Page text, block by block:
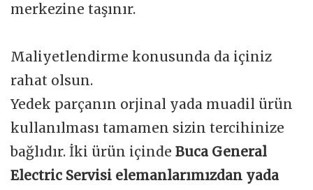
merkezine taşınır.
Maliyetlendirme konusunda da içiniz
rahat olsun.
Yedek parçanın orjinal yada muadil ürün
kullanılması tamamen sizin tercihinize
bağlıdır. İki ürün içinde Buca General
Electric Servisi elemanlarımızdan yada